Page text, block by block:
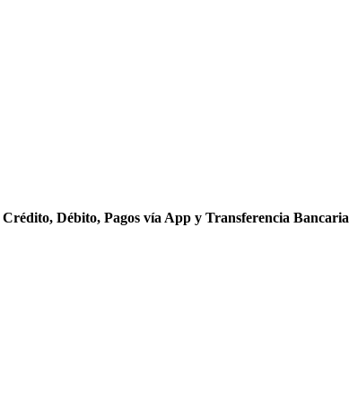
Débito, Pagos vía App y Transferencia Bancaria